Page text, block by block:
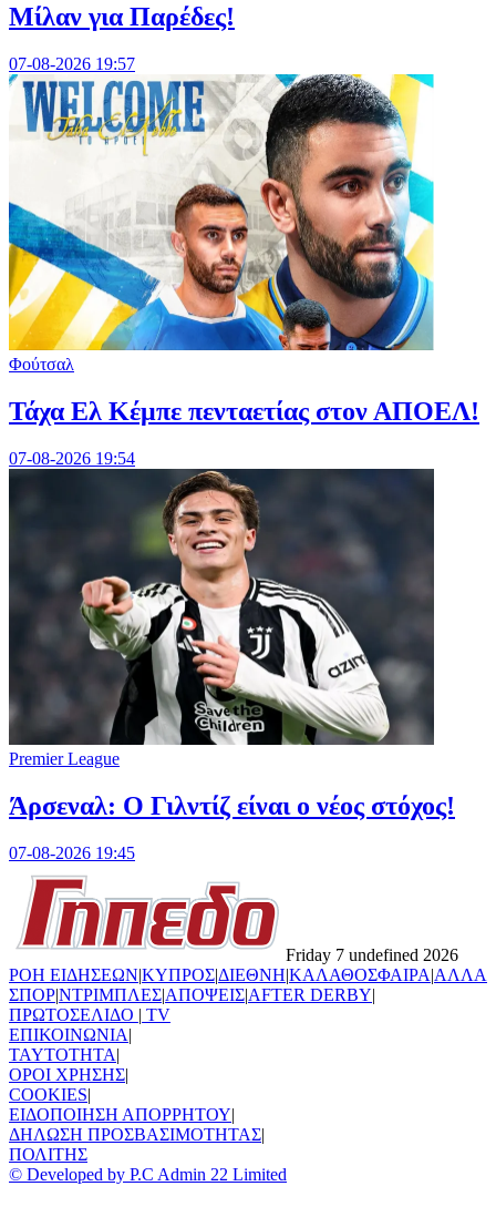
Μίλαν για Παρέδες!
07-08-2026 19:57
Φούτσαλ
Τάχα Ελ Κέμπε πενταετίας στον ΑΠΟΕΛ!
07-08-2026 19:54
Premier League
Άρσεναλ: Ο Γιλντίζ είναι ο νέος στόχος!
07-08-2026 19:45
Friday 7 undefined 2026
ΡΟΗ ΕΙΔΗΣΕΩΝ|ΚΥΠΡΟΣ|ΔΙΕΘΝΗ|ΚΑΛΑΘΟΣΦΑΙΡΑ|ΑΛΛΑ
ΣΠΟΡ|ΝΤΡΙΜΠΛΕΣ|ΑΠΟΨΕΙΣ|AFTER DERBY|
ΠΡΩΤΟΣΕΛΙΔΟ | TV
ΕΠΙΚΟΙΝΩΝΙΑ|
TAYTOTHTA|
ΟΡΟΙ ΧΡΗΣΗΣ|
COOKIES|
ΕΙΔΟΠΟΙΗΣΗ ΑΠΟΡΡΗΤΟΥ|
ΔΗΛΩΣΗ ΠΡΟΣΒΑΣΙΜΟΤΗΤΑΣ|
ΠΟΛΙΤΗΣ
© Developed by P.C Admin 22 Limited